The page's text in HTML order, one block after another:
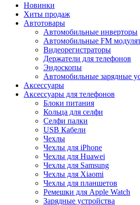
Новинки
Хиты продаж
Автотовары
Автомобильные инверторы
Автомобильные FM
Видеорегистраторы
Держатели для телефонов
Эндоскопы
Автомобильные зарядные
Аксессуары
Аксессуары для телефонов
Блоки питания
Кольца для селфи
Селфи палки
USB Кабели
Чехлы
Чехлы для iPhone
Чехлы для Huawei
Чехлы для Samsung
Чехлы для Xiaomi
Чехлы для планшетов
Ремешки для Apple Watch
Зарядные устройства